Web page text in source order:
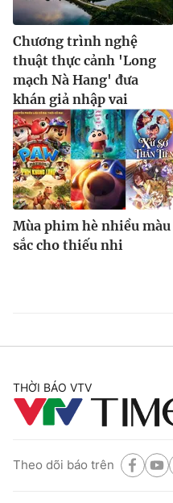
Chương trình nghệ
thuật thực cảnh 'Long
mạch Nà Hang' đưa
khán giả nhập vai
Mùa phim hè nhiều màu
sắc cho thiếu nhi
THỜI BÁO VTV
Theo dõi báo trên